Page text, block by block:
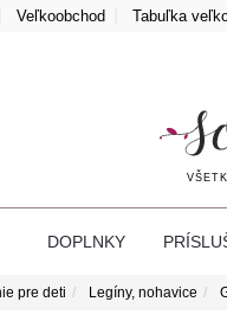
Veľkoobchod Tabuľka
DOPLNKY
pre deti Legíny, nohavice